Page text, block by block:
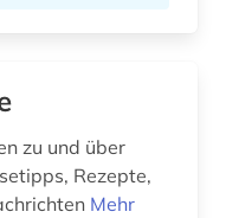
zu und über
Rezepte,
Mehr